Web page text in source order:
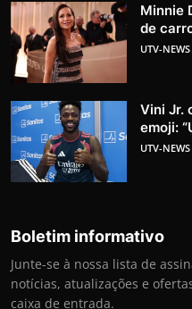
Minnie
de
UTV-NEWS
Vini Jr.
emoji:
UTV-NEWS
Boletim informativo
Junte-se à nossa lista de
notícias, atualizações e
caixa de entrada.